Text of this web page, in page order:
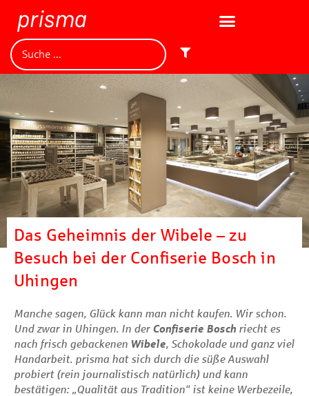
Das Geheimnis der Wibele – zu
Besuch bei der Confiserie Bosch in
Uhingen
Manche sagen, Glück kann man nicht kaufen. Wir schon.
Und zwar in Uhingen. In der Confiserie Bosch riecht es
nach frisch gebackenen Wibele, Schokolade und ganz viel
Handarbeit. prisma hat sich durch die süße Auswahl
probiert (rein journalistisch natürlich) und kann
bestätigen: „Qualität aus Tradition“ ist keine Werbezeile,